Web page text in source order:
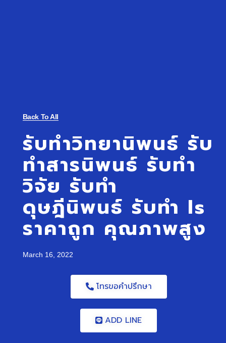
Back To All
รับทําวิทยานิพนธ์ รับ
ทําสารนิพนธ์ รับทํา
วิจัย รับทำ
ดุษฎีนิพนธ์ รับทำ Is
ราคาถูก คุณภาพสูง
March 16, 2022
โทรขอคำปรึกษา
ADD LINE